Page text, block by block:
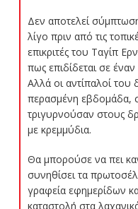
Δεν αποτελεί
λίγο πριν από τις
επικριτές του Ταγίπ
πως επιδίδεται σε
Αλλά οι αντίπαλοί του
περασμένη εβδομάδα,
τριγυρνούσαν στους
με κρεμμύδια.
Θα μπορούσε να πει
συνηθίσει τα
γραφεία εφημερίδων
καταστολή στα